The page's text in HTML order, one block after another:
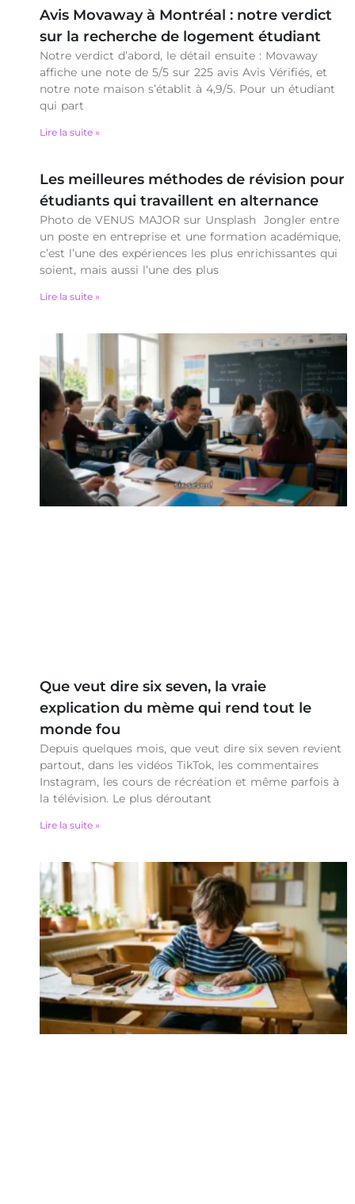
Avis Movaway à Montréal : notre verdict
sur la recherche de logement étudiant
Notre verdict d’abord, le détail ensuite : Movaway
affiche une note de 5/5 sur 225 avis Avis Vérifiés, et
notre note maison s’établit à 4,9/5. Pour un étudiant
qui part
Lire la suite »
Les meilleures méthodes de révision pour
étudiants qui travaillent en alternance
Photo de VENUS MAJOR sur Unsplash Jongler entre
un poste en entreprise et une formation académique,
c’est l’une des expériences les plus enrichissantes qui
soient, mais aussi l’une des plus
Lire la suite »
Que veut dire six seven, la vraie
explication du mème qui rend tout le
monde fou
Depuis quelques mois, que veut dire six seven revient
partout, dans les vidéos TikTok, les commentaires
Instagram, les cours de récréation et même parfois à
la télévision. Le plus déroutant
Lire la suite »